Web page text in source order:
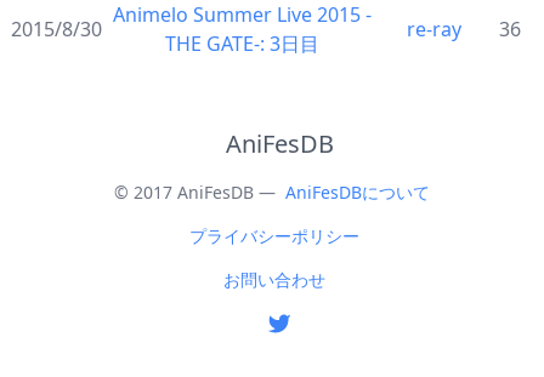
2015/8/30
Animelo Summer Live 2015 -
THE GATE-: 3日目
re-ray 36
AniFesDB
© 2017 AniFesDB — AniFesDBについて
プライバシーポリシー
お問い合わせ